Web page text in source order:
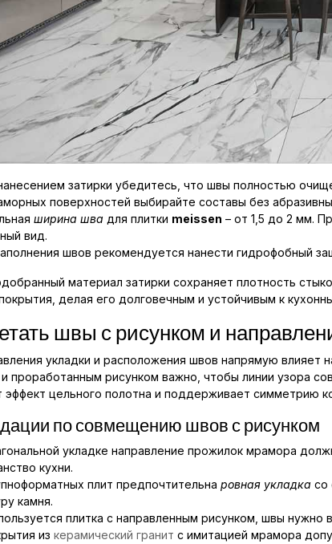
затирки убедитесь, что швы полностью
поверхностей выбирайте составы без
ширина шва для плитки meissen – от 1,5 до 2 мм.
вид.
швов рекомендуется нанести гидрофобный
материал затирки сохраняет плотность
делая его долговечным и устойчивым к
швы с рисунком и
укладки и расположения швов напрямую влияет
проработанным рисунком важно, чтобы линии узора
эффект цельного полотна и поддерживает симметрию
по совмещению швов с рисунком
укладке направление прожилок мрамора
кухни.
плит предпочтительна ровная укладка со
камня.
плитка с направленным рисунком, швы
из керамический гранит с имитацией мрамора